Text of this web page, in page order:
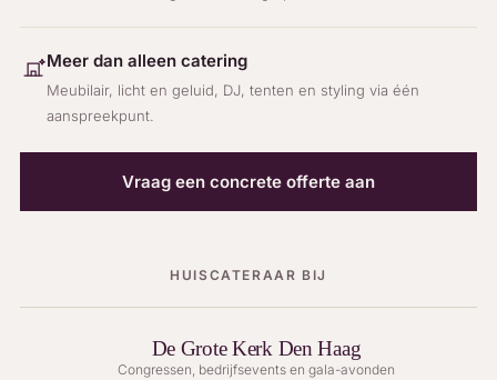
Meer dan alleen catering
Meubilair, licht en geluid, DJ, tenten en styling via één
aanspreekpunt.
Vraag een concrete offerte aan
HUISCATERAAR BIJ
De Grote Kerk Den Haag
Congressen, bedrijfsevents en gala-avonden